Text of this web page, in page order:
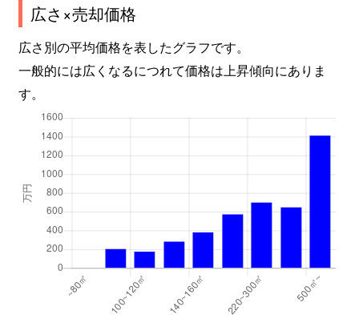
広さ×売却価格
広さ別の平均価格を表したグラフです。
一般的には広くなるにつれて価格は上昇傾向にありま
す。